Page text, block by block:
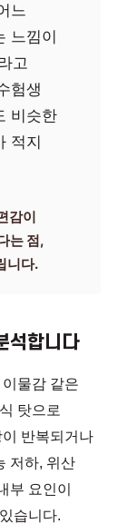
느
느낌이
고
험생
비슷한
적지
감이
는 점,
니다.
석합니다
물감 같은
탓으로
반복되거나
저하, 위산
부 요인이
습니다.